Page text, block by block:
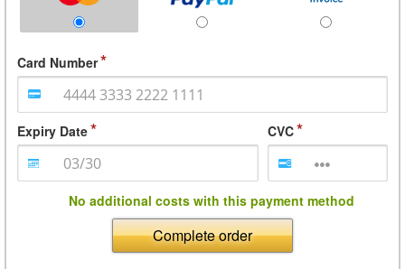
Card Number
Expiry Date CVC
No additional costs with this payment method
Complete order